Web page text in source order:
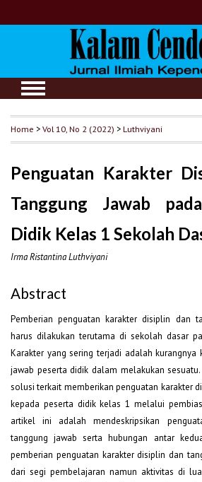
Home >Vol 10, No 2 (2022) >Luthviyani
Penguatan Karakter
Tanggung Jawab
Didik Kelas 1 Sekolah
Irma Ristantina Luthviyani
Abstract
Pemberian penguatan karakter disiplin dan
harus dilakukan terutama di sekolah dasar
Karakter yang sering terjadi adalah kurangnya
jawab peserta didik dalam melakukan
solusi terkait memberikan penguatan karakter
kepada peserta didik kelas 1 melalui
artikel ini adalah mendeskripsikan
tanggung jawab serta hubungan antar
pemberian penguatan karakter disiplin dan
dari segi pembelajaran namun aktivitas di